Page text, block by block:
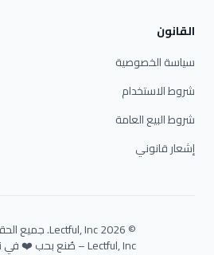
القانون
سياسة الخصوصية
شروط الاستخدام
شروط البيع العامة
إشعار قانوني
© 2026 Lectful, Inc. جميع الحقوق محفوظة.
Lectful, Inc – صُنع بحب ❤️ في نيويورك